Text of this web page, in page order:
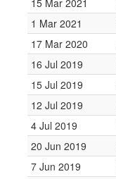
15 Mar 2021
1 Mar 2021
17 Mar 2020
16 Jul 2019
15 Jul 2019
12 Jul 2019
4 Jul 2019
20 Jun 2019
7 Jun 2019